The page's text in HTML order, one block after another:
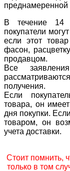
преднамеренной
В течение 14
покупатели
если этот
фасон,
продавцом.
Все
получения.
Если
товара, он
дня покупки.
товаром, он
учета доставки.
Стоит помнить,
только в том